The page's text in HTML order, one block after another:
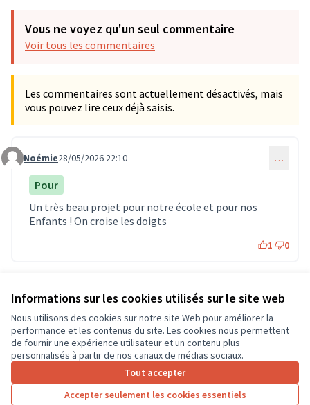
Informations sur les cookies utilisés sur le site web
Nous utilisons des cookies sur notre site Web pour améliorer la
performance et les contenus du site. Les cookies nous permettent
de fournir une expérience utilisateur et un contenu plus
personnalisés à partir de nos canaux de médias sociaux.
Tout accepter
Accepter seulement les cookies essentiels
Vous ne voyez qu'un seul commentaire
Voir tous les commentaires
Les commentaires sont actuellement désactivés, mais
vous pouvez lire ceux déjà saisis.
Commentaire 1947
Noémie28/05/2026 22:10 …
Pour
Un très beau projet pour notre école et pour nos
Enfants ! On croise les doigts
1 0
Référence : CD37-PROP-2026-05-1956
Vérifiez l'empreinte numérique
Conditions d'utilisation
CD37 sur XCD37 sur Facebook
CD37 sur Instagram
CD37 sur YouTube